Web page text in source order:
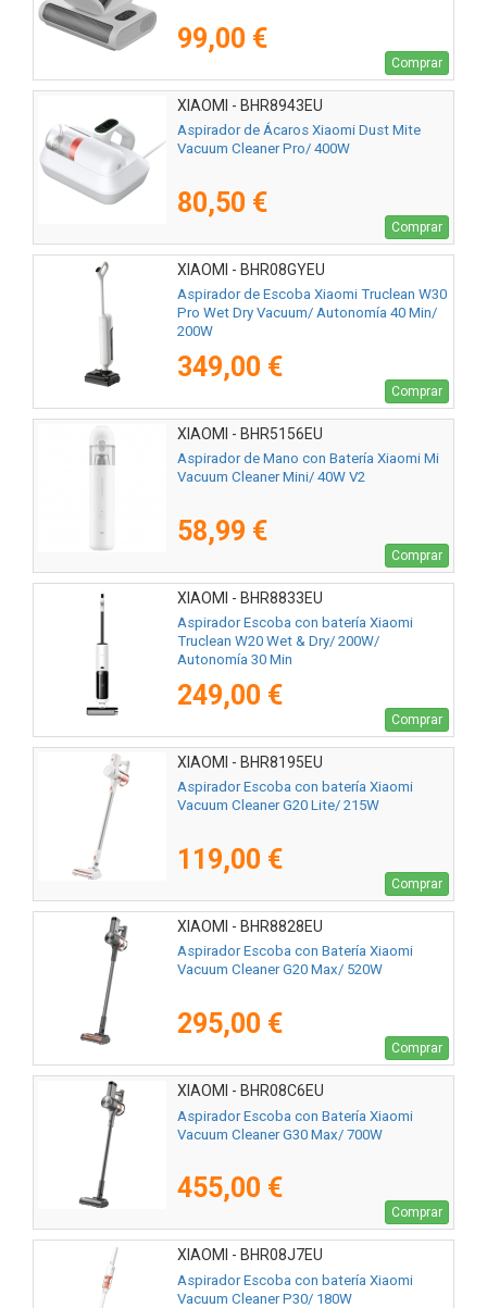
99,00 €
Comprar
XIAOMI - BHR8943EU
Aspirador de Ácaros Xiaomi Dust Mite
Vacuum Cleaner Pro/ 400W
80,50 €
Comprar
XIAOMI - BHR08GYEU
Aspirador de Escoba Xiaomi Truclean W30
Pro Wet Dry Vacuum/ Autonomía 40 Min/
200W
349,00 €
Comprar
XIAOMI - BHR5156EU
Aspirador de Mano con Batería Xiaomi Mi
Vacuum Cleaner Mini/ 40W V2
58,99 €
Comprar
XIAOMI - BHR8833EU
Aspirador Escoba con batería Xiaomi
Truclean W20 Wet & Dry/ 200W/
Autonomía 30 Min
249,00 €
Comprar
XIAOMI - BHR8195EU
Aspirador Escoba con batería Xiaomi
Vacuum Cleaner G20 Lite/ 215W
119,00 €
Comprar
XIAOMI - BHR8828EU
Aspirador Escoba con Batería Xiaomi
Vacuum Cleaner G20 Max/ 520W
295,00 €
Comprar
XIAOMI - BHR08C6EU
Aspirador Escoba con Batería Xiaomi
Vacuum Cleaner G30 Max/ 700W
455,00 €
Comprar
XIAOMI - BHR08J7EU
Aspirador Escoba con batería Xiaomi
Vacuum Cleaner P30/ 180W